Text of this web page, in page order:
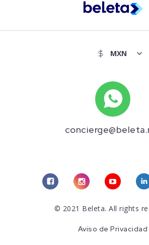
© 2021 Beleta. All rights
Aviso de Privacidad